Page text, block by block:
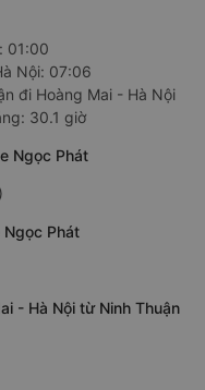
01:00
Nội: 07:06
đi Hoàng Mai - Hà Nội
30.1 giờ
Ngọc Phát
Phát
- Hà Nội từ Ninh Thuận